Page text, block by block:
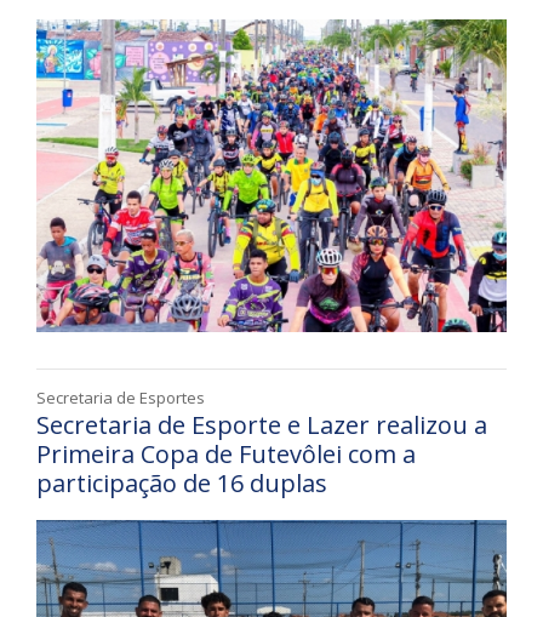
Secretaria de Esportes
Secretaria de Esporte e Lazer realizou a
Primeira Copa de Futevôlei com a
participação de 16 duplas